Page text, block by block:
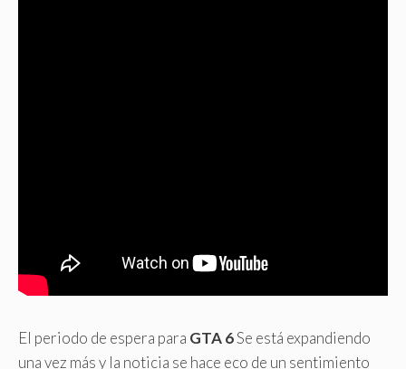
El periodo de espera para GTA 6Se está expandiendo
una vez más y la noticia se hace eco de un sentimiento